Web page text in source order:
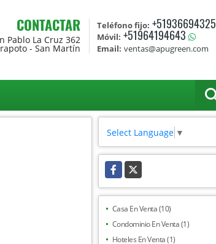
CONTACTAR
Pablo La Cruz 362
- San Martín
Teléfono fijo: +51936694325
Móvil: +51964194643
Email: ventas@apugreen.com
Select Language ▼
Facebook
X
Casa En Venta (10)
Condominio En Venta (1)
Hoteles En Venta (1)